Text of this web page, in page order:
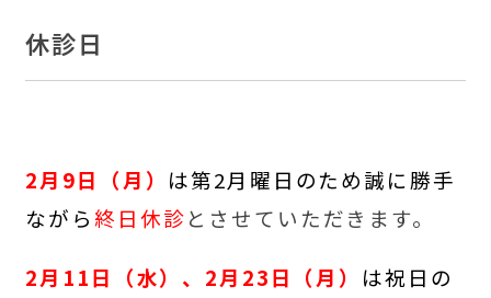
休診日
2月9日（月） は第2月曜日 のため誠に勝手
ながら終日休診とさせていただきます。
2月11日（水）、2月23日（月） は祝日の